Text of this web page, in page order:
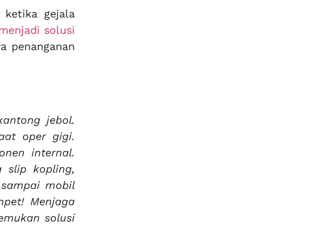
ketika gejala
solusi
penanganan
jebol.
oper gigi.
internal.
slip kopling,
mobil
Menjaga
solusi